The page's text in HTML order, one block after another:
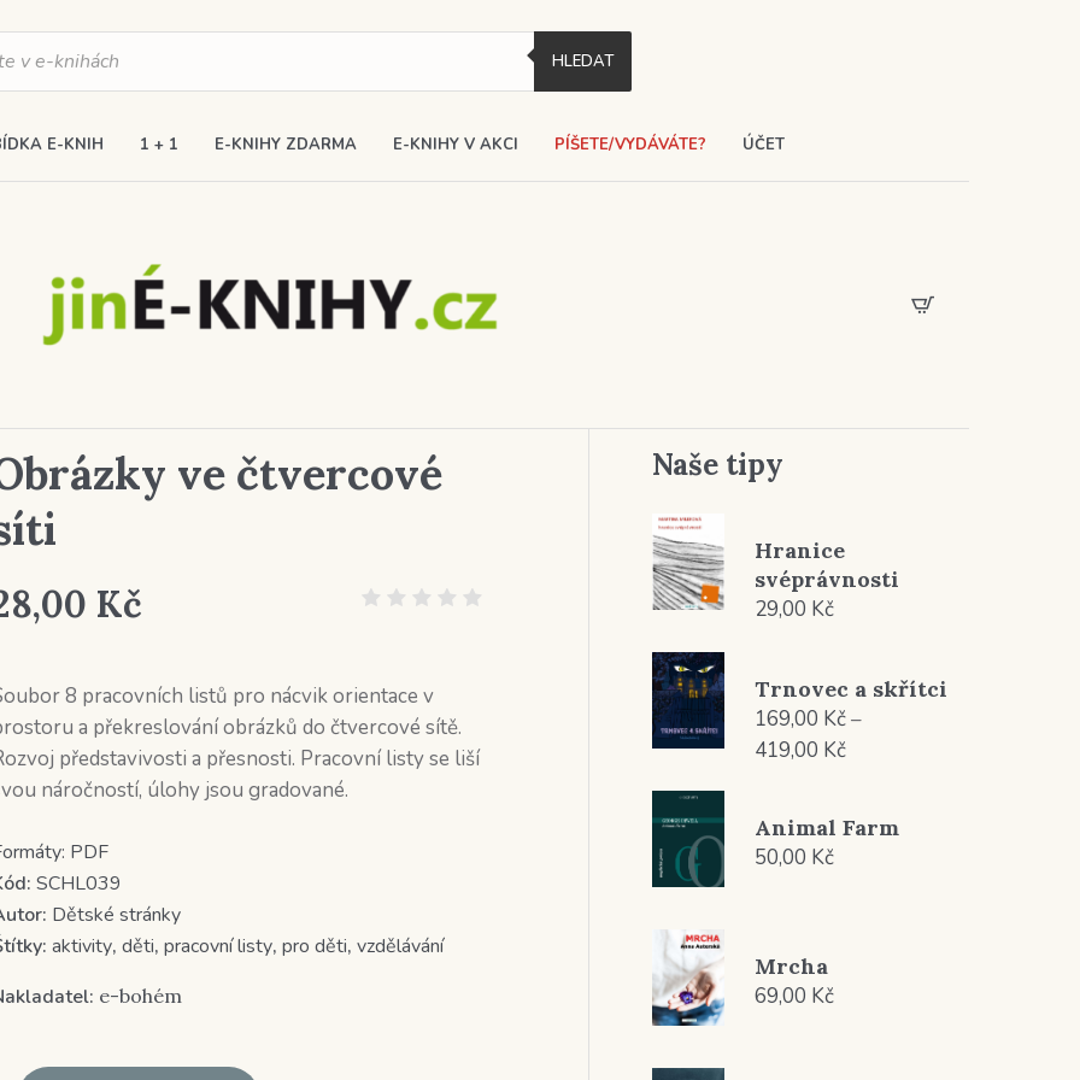
HLEDAT
E-KNIH 1 + 1 E-KNIHY ZDARMA E-KNIHY V AKCI PÍŠETE/VYDÁVÁTE? ÚČET
ve čtvercové
Kč
8 pracovních listů pro nácvik orientace v
a překreslování obrázků do čtvercové sítě.
představivosti a přesnosti. Pracovní listy se liší
náročností, úlohy jsou gradované.
PDF
SCHL039
Dětské stránky
aktivity, děti, pracovní listy, pro děti, vzdělávání
e-bohém
Naše tipy
Hranice
svéprávnosti
29,00 Kč
Trnovec a skřítci
169,00 Kč–
419,00 KčRozpětí
až
Animal Farm
50,00 Kč
Mrcha
69,00 Kč